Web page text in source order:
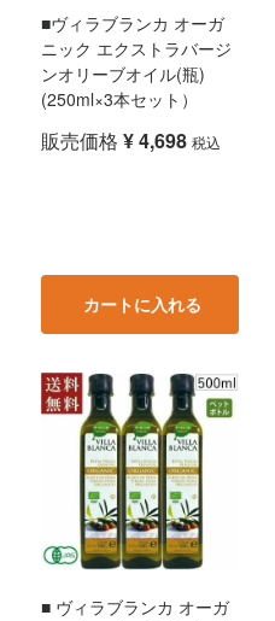
■ヴィラブランカ オーガ
ニック エクストラバージ
ンオリーブオイル(瓶)
(250ml×3本セット）
販売価格 ¥4,698 税込
カートに入れる
■ ヴィラブランカ オーガ